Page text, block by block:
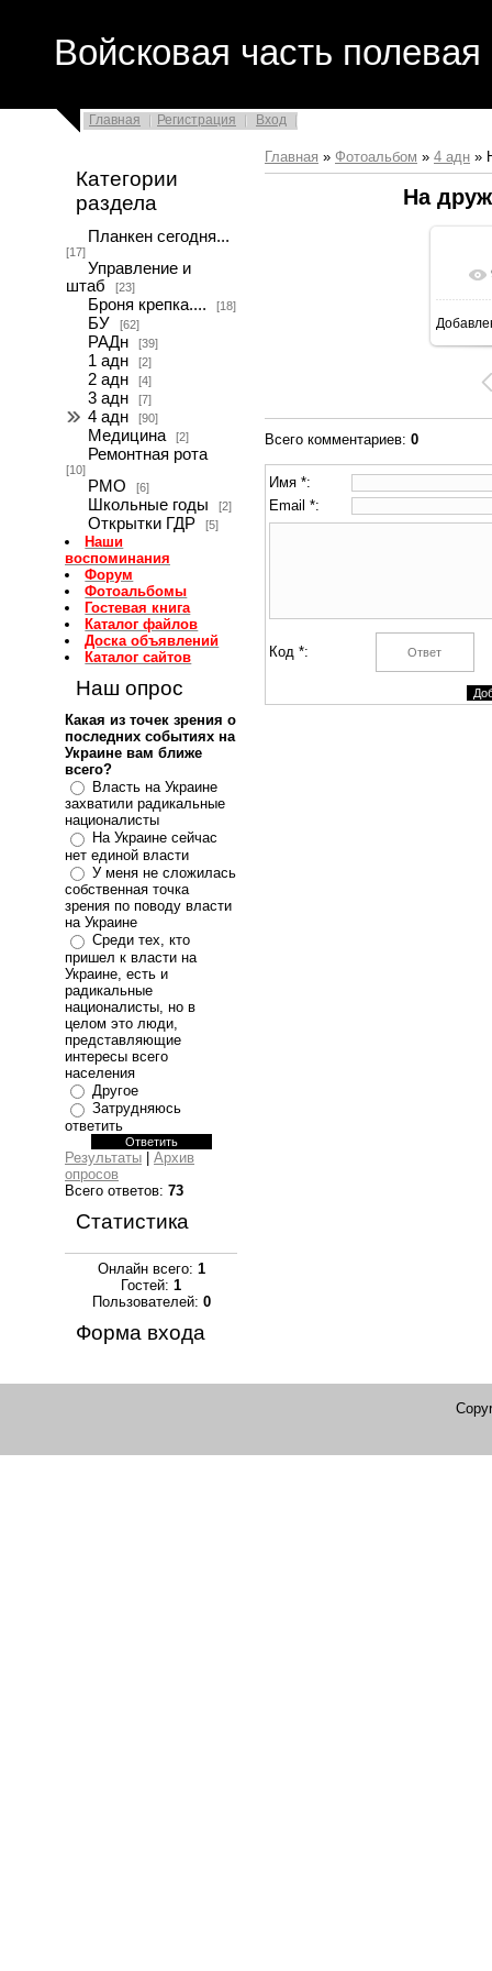
Войсковая часть полевая
Главная Регистрация Вход
Категории
раздела
Планкен сегодня...
[17]
Управление и
штаб
[23]
Броня крепка.... [18]
БУ [62]
РАДн [39]
1 адн [2]
2 адн [4]
3 адн [7]
4 адн [90]
Медицина [2]
Ремонтная рота
[10]
РМО [6]
Школьные годы [2]
Открытки ГДР [5]
Наши
воспоминания
Форум
Фотоальбомы
Гостевая книга
Каталог файлов
Доска объявлений
Каталог сайтов
Наш опрос
Какая из точек зрения о
последних событиях на
Украине вам ближе
всего?
Власть на Украине
захватили радикальные
националисты
На Украине сейчас
нет единой власти
У меня не сложилась
собственная точка
зрения по поводу власти
на Украине
Среди тех, кто
пришел к власти на
Украине, есть и
радикальные
националисты, но в
целом это люди,
представляющие
интересы всего
населения
Другое
Затрудняюсь
ответить
Результаты
Архив
опросов
Всего ответов: 73
Статистика
Онлайн всего: 1
Гостей: 1
Пользователей: 0
Форма входа
Главная » Фотоальбом » 4 адн »
На
Всего комментариев: 0
Имя *:
Email *:
Код *: